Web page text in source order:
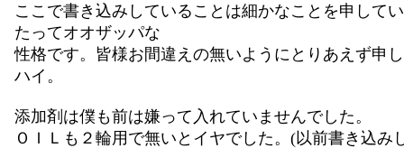
ここで書き込みしていることは細かなことを申して
たってオオザッパな
性格です。皆様お間違えの無いようにとりあえず申
ハイ。
添加剤は僕も前は嫌って入れていませんでした。
ＯＩＬも２輪用で無いとイヤでした。(以前書き込み